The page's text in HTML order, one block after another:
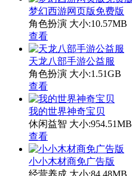
梦幻西游网页版免费版
角色扮演 大小:10.57MB
查看
天龙八部手游公益服
角色扮演 大小:1.51GB
查看
我的世界神奇宝贝
休闲益智 大小:954.51MB
查看
小小木材商免广告版
经营养成 大小:84.48MB